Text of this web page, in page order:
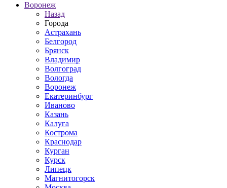
Воронеж
Назад
Города
Астрахань
Белгород
Брянск
Владимир
Волгоград
Вологда
Воронеж
Екатеринбург
Иваново
Казань
Калуга
Кострома
Краснодар
Курган
Курск
Липецк
Магнитогорск